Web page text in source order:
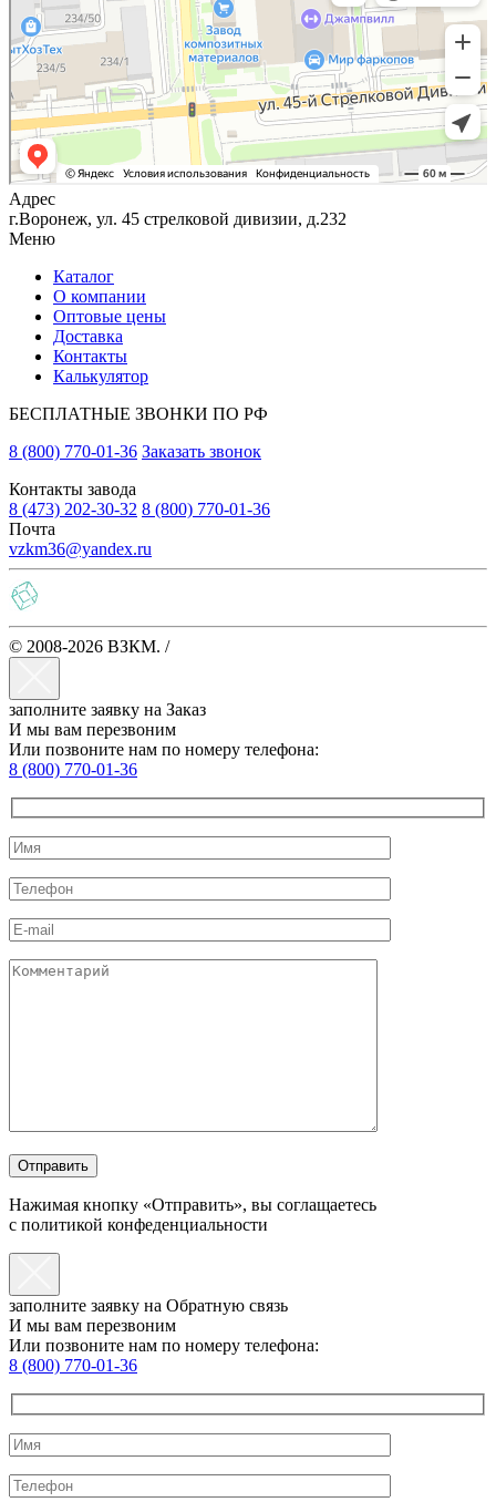
Адрес
г.Воронеж, ул. 45 стрелковой дивизии, д.232
Меню
Каталог
О компании
Оптовые цены
Доставка
Контакты
Калькулятор
БЕСПЛАТНЫЕ ЗВОНКИ ПО РФ
8 (800) 770-01-36 Заказать звонок
Контакты завода
8 (473) 202-30-32 8 (800) 770-01-36
Почта
vzkm36@yandex.ru
© 2008-2026 ВЗКМ. /
заполните заявку на Заказ
И мы вам перезвоним
Или позвоните нам по номеру телефона:
8 (800) 770-01-36
Нажимая кнопку «Отправить», вы соглащаетесь
с политикой конфеденциальности
заполните заявку на Обратную связь
И мы вам перезвоним
Или позвоните нам по номеру телефона:
8 (800) 770-01-36